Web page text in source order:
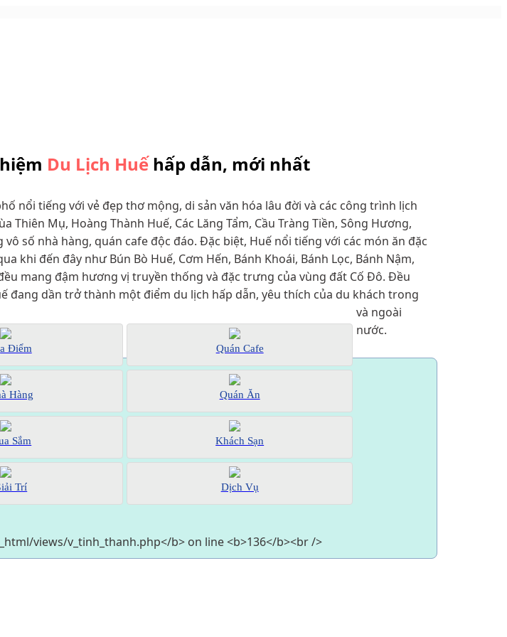
Du Lịch Huếhấp dẫn, mới nhất
Điểm Quán Cafe
Hàng Quán Ăn
Sắm Khách Sạn
Trí Dịch Vụ
nổi tiếng với vẻ đẹp thơ mộng, di sản văn hóa lâu đời và các công trình lịch
Thiên Mụ, Hoàng Thành Huế, Các Lăng Tẩm, Cầu Tràng Tiền, Sông Hương,
vô số nhà hàng, quán cafe độc đáo. Đặc biệt, Huế nổi tiếng với các món ăn đặc
khi đến đây như Bún Bò Huế, Cơm Hến, Bánh Khoái, Bánh Lọc, Bánh Nậm,
mang đậm hương vị truyền thống và đặc trưng của vùng đất Cố Đô. Đều
đang dần trở thành một điểm du lịch hấp dẫn, yêu thích của du khách trong
và ngoài
nước.